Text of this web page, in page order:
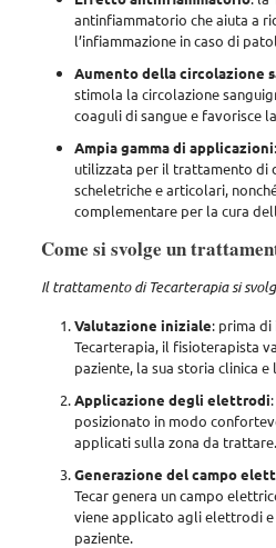
antinfiammatorio che aiuta a
l’infiammazione in caso di
Aumento della circolazione
stimola la circolazione
coaguli di sangue e favorisce
Ampia gamma di applicazioni
utilizzata per il trattamento di
scheletriche e articolari,
complementare per la cura
Come si svolge un
Il trattamento di Tecarterapia si
Valutazione iniziale: prima
Tecarterapia, il fisioterapista
paziente, la sua storia clinica
Applicazione degli elettrodi
posizionato in modo
applicati sulla zona da trattare.
Generazione del campo
Tecar genera un campo
viene applicato agli elettrodi
paziente.